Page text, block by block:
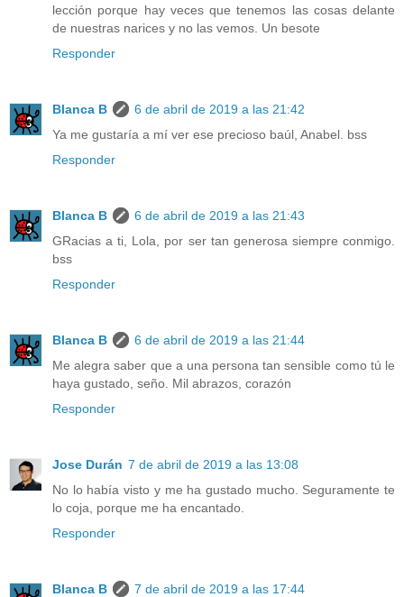
lección porque hay veces que tenemos las cosas delante
de nuestras narices y no las vemos. Un besote
Responder
Blanca B
6 de abril de 2019 a las 21:42
Ya me gustaría a mí ver ese precioso baúl, Anabel. bss
Responder
Blanca B
6 de abril de 2019 a las 21:43
GRacias a ti, Lola, por ser tan generosa siempre conmigo.
bss
Responder
Blanca B
6 de abril de 2019 a las 21:44
Me alegra saber que a una persona tan sensible como tú le
haya gustado, seño. Mil abrazos, corazón
Responder
Jose Durán 7 de abril de 2019 a las 13:08
No lo había visto y me ha gustado mucho. Seguramente te
lo coja, porque me ha encantado.
Responder
Blanca B
7 de abril de 2019 a las 17:44